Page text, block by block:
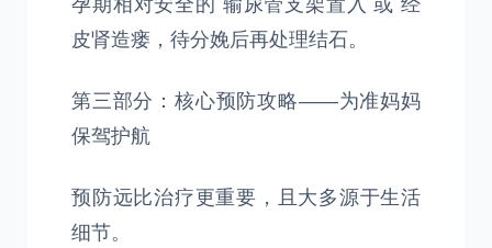
孕期相对安全的 输尿管支架置入 或 经
皮肾造瘘，待分娩后再处理结石。
第三部分：核心预防攻略——为准妈妈
保驾护航
预防远比治疗更重要，且大多源于生活
细节。